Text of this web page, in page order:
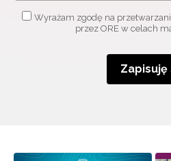
Wyrażam zgodę na
przez ORE w celach
Zapisuję
o szkoleniach i programach.